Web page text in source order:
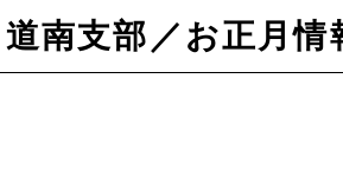
道南支部／お正月情